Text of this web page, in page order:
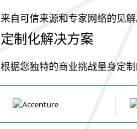
来自可信来源和专家网络的见解
定制化解决方案
根据您独特的商业挑战量身定制